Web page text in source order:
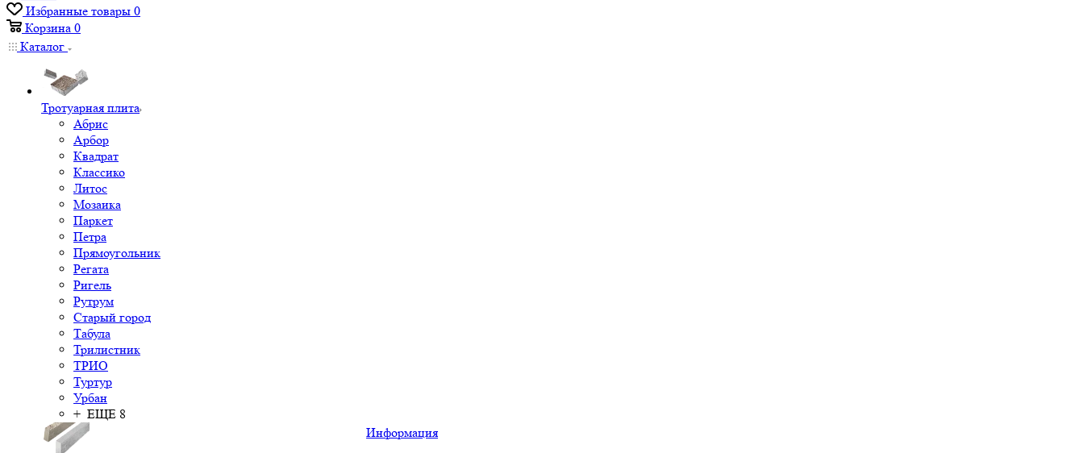
Избранные товары 0
Корзина 0
Каталог
Тротуарная плита
Абрис
Арбор
Квадрат
Классико
Литос
Мозаика
Паркет
Петра
Прямоугольник
Регата
Ригель
Рутрум
Старый город
Табула
Трилистник
ТРИО
Туртур
Урбан
+ ЕЩЕ 8
Информация